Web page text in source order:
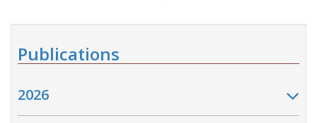
Publications
2026